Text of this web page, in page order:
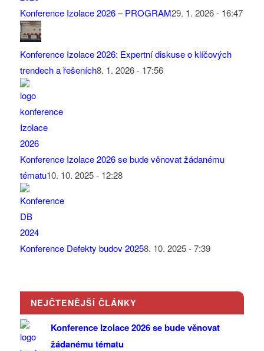
Konference Izolace 2026 – PROGRAM29. 1. 2026 - 16:47
Konference Izolace 2026: Expertní diskuse o klíčových
trendech a řešeních8. 1. 2026 - 17:56
Konference Izolace 2026 se bude věnovat žádanému
tématu10. 10. 2025 - 12:28
Konference Defekty budov 20258. 10. 2025 - 7:39
NEJČTENĚJŠÍ ČLÁNKY
Konference Izolace 2026 se bude věnovat
žádanému tématu